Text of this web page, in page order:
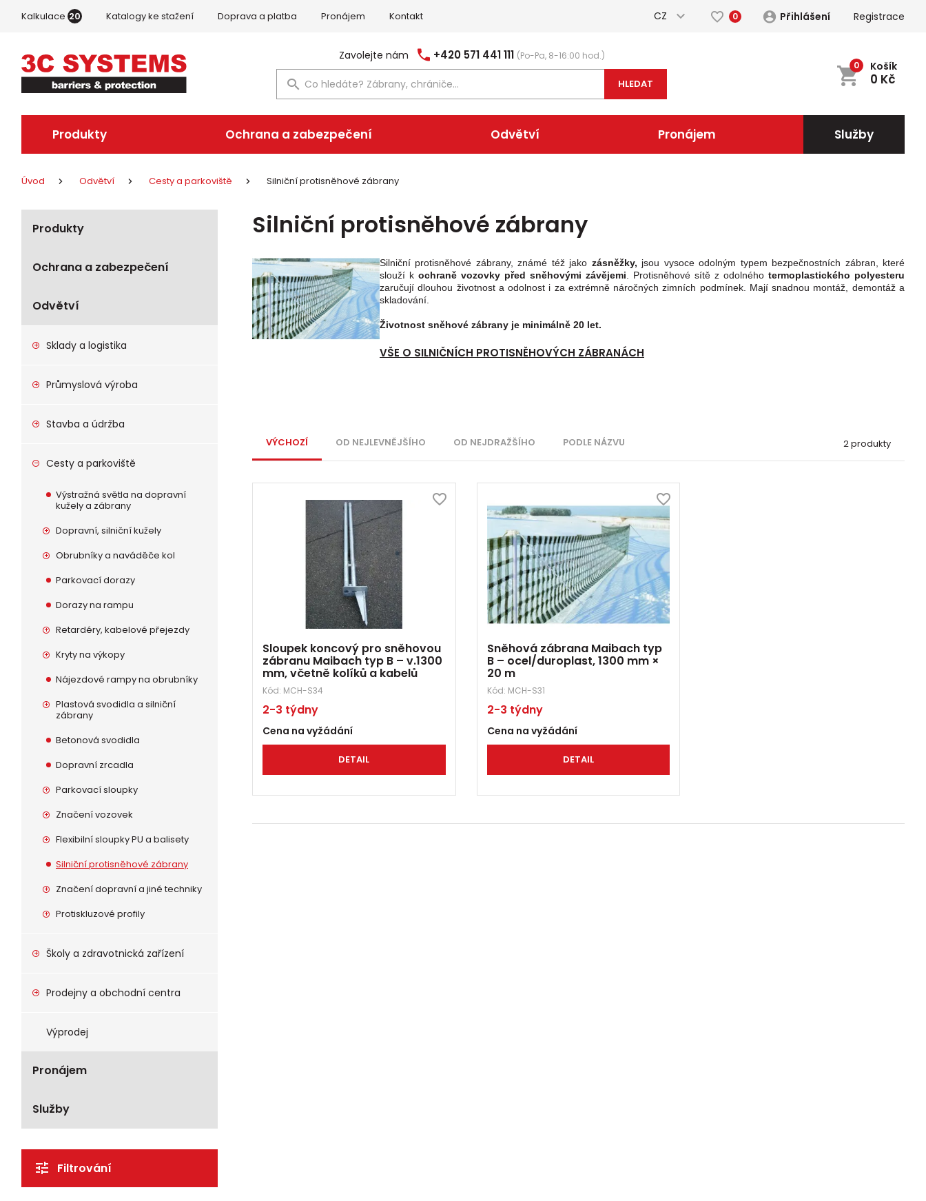
Kalkulace 20 Katalogy ke stažení Doprava a platba Pronájem Kontakt CZ 0 Přihlášení Registrace
Zavolejte nám +420 571 441 111 (Po-Pa, 8-16:00 hod.)
HLEDAT
Košík
0 Kč
0
Produkty Ochrana a zabezpečení Odvětví Pronájem Služby
Úvod Odvětví Cesty a parkoviště Silniční protisněhové zábrany
Produkty
Ochrana a zabezpečení
Odvětví
Sklady a logistika
Průmyslová výroba
Stavba a údržba
Cesty a parkoviště
Výstražná světla na dopravní
kužely a zábrany
Dopravní, silniční kužely
Obrubníky a naváděče kol
Parkovací dorazy
Dorazy na rampu
Retardéry, kabelové přejezdy
Kryty na výkopy
Nájezdové rampy na obrubníky
Plastová svodidla a silniční
zábrany
Betonová svodidla
Dopravní zrcadla
Parkovací sloupky
Značení vozovek
Flexibilní sloupky PU a balisety
Silniční protisněhové zábrany
Značení dopravní a jiné techniky
Protiskluzové profily
Školy a zdravotnická zařízení
Prodejny a obchodní centra
Výprodej
Pronájem
Služby
Filtrování
Silniční protisněhové zábrany
Silniční protisněhové zábrany, známé též jako zásněžky, jsou vysoce odolným typem bezpečnostních zábran, které
slouží k ochraně vozovky před sněhovými závějemi Protisněhové sítě z odolného termoplastického polyesteru
zaručují dlouhou životnost a odolnost i za extrémně náročných zimních podmínek. Mají snadnou montáž, demontáž a
skladování.
Životnost sněhové zábrany je minimálně 20 let.
VŠE O SILNIČNÍCH PROTISNĚHOVÝCH ZÁBRANÁCH
VÝCHOZÍ OD NEJLEVNĚJŠÍHO OD NEJDRAŽŠÍHO PODLE NÁZVU 2 produkty
Sloupek koncový pro sněhovou
zábranu Maibach typ B – v.1300
mm, včetně kolíků a kabelů
Kód: MCH-S34
2-3 týdny
Cena na vyžádání
DETAIL
Sněhová zábrana Maibach typ
B – ocel/duroplast, 1300 mm ×
20 m
Kód: MCH-S31
2-3 týdny
Cena na vyžádání
DETAIL